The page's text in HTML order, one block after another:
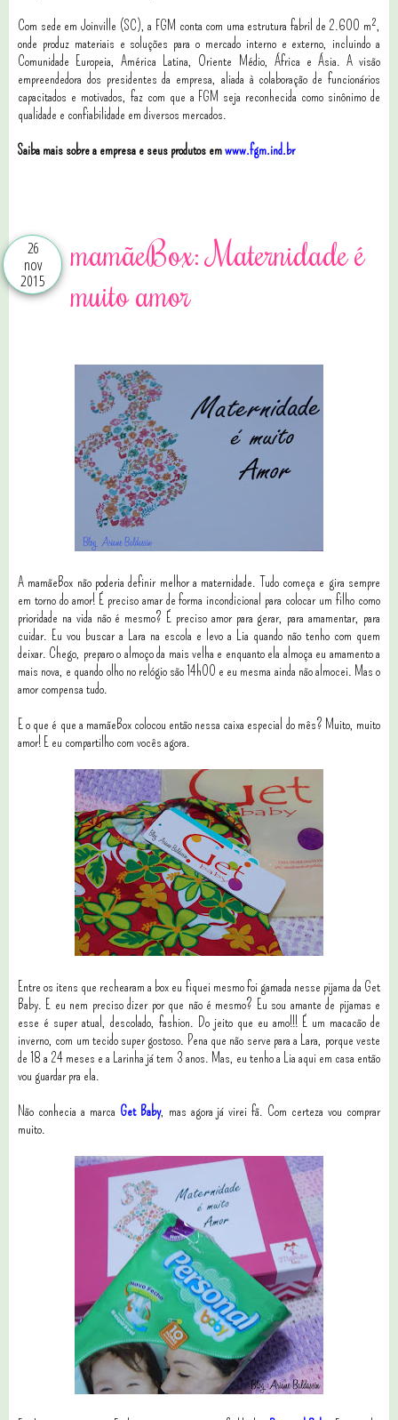
Com sede em Joinville (SC), a FGM conta com uma estrutura fabril de 2.600 m²,
onde produz materiais e soluções para o mercado interno e externo, incluindo a
Comunidade Europeia, América Latina, Oriente Médio, África e Ásia. A visão
empreendedora dos presidentes da empresa, aliada à colaboração de funcionários
capacitados e motivados, faz com que a FGM seja reconhecida como sinônimo de
qualidade e confiabilidade em diversos mercados.
Saiba mais sobre a empresa e seus produtos emwww.fgm.ind.br
26
nov
2015
mamãeBox: Maternidade é
muito amor
A mamãeBox não poderia definir melhor a maternidade. Tudo começa e gira sempre
em torno do amor! É preciso amar de forma incondicional para colocar um filho como
prioridade na vida não é mesmo? É preciso amor para gerar, para amamentar, para
cuidar. Eu vou buscar a Lara na escola e levo a Lia quando não tenho com quem
deixar. Chego, preparo o almoço da mais velha e enquanto ela almoça eu amamento a
mais nova, e quando olho no relógio são 14h00 e eu mesma ainda não almocei. Mas o
amor compensa tudo.
E o que é que a mamãeBox colocou então nessa caixa especial do mês? Muito, muito
amor! E eu compartilho com vocês agora.
Entre os itens que rechearam a box eu fiquei mesmo foi gamada nesse pijama da Get
Baby. E eu nem preciso dizer por que não é mesmo? Eu sou amante de pijamas e
esse é super atual, descolado, fashion. Do jeito que eu amo!!! É um macacão de
inverno, com um tecido super gostoso. Pena que não serve para a Lara, porque veste
de 18 a 24 meses e a Larinha já tem 3 anos. Mas, eu tenho a Lia aqui em casa então
vou guardar pra ela.
Não conhecia a marca Get Baby, mas agora já virei fã. Com certeza vou comprar
muito.